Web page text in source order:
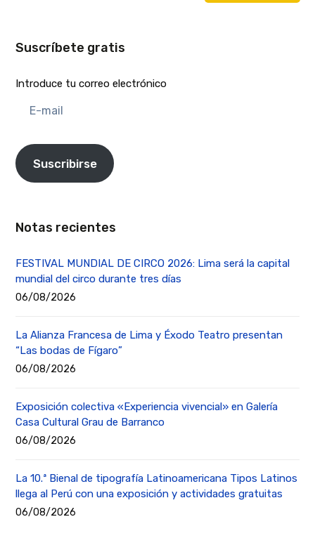
Suscríbete gratis
Introduce tu correo electrónico
mail
Suscribirse
Notas recientes
FESTIVAL MUNDIAL DE CIRCO 2026: Lima será la capital
mundial del circo durante tres días
06/08/2026
La Alianza Francesa de Lima y Éxodo Teatro presentan
“Las bodas de Fígaro”
06/08/2026
Exposición colectiva «Experiencia vivencial» en Galería
Casa Cultural Grau de Barranco
06/08/2026
La 10.ª Bienal de tipografía Latinoamericana Tipos Latinos
llega al Perú con una exposición y actividades gratuitas
06/08/2026